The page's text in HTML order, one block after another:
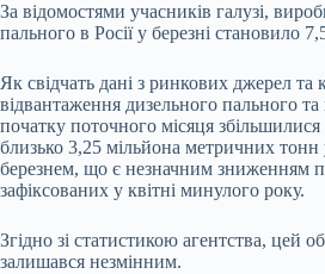
За відомостями учасників галузі,
пального в Росії у березні становило
Як свідчать дані з ринкових джерел та
відвантаження дизельного пального та
початку поточного місяця
близько 3,25 мільйона метричних тонн
березнем, що є незначним зниженням
зафіксованих у квітні минулого року.
Згідно зі статистикою агентства, цей
залишався незмінним.